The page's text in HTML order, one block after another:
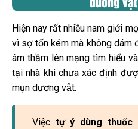
Hiện nay rất nhiều nam giới
vì sợ tốn kém mà không dám
âm thầm lên mạng tìm hiểu
tại nhà khi chưa xác định
mụn dương vật.
Việc tự ý dùng thuốc